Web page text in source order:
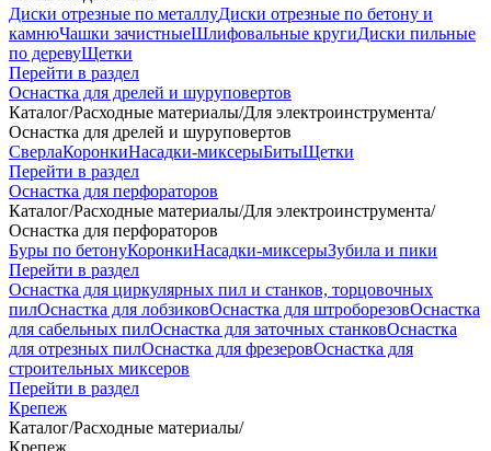
Диски отрезные по металлуДиски отрезные по бетону и
камнюЧашки зачистныеШлифовальные кругиДиски пильные
по деревуЩетки
Перейти в раздел
Оснастка для дрелей и шуруповертов
Каталог/Расходные материалы/Для электроинструмента/
Оснастка для дрелей и шуруповертов
СверлаКоронкиНасадки-миксерыБитыЩетки
Перейти в раздел
Оснастка для перфораторов
Каталог/Расходные материалы/Для электроинструмента/
Оснастка для перфораторов
Буры по бетонуКоронкиНасадки-миксерыЗубила и пики
Перейти в раздел
Оснастка для циркулярных пил и станков, торцовочных
пилОснастка для лобзиковОснастка для штроборезовОснастка
для сабельных пилОснастка для заточных станковОснастка
для отрезных пилОснастка для фрезеровОснастка для
строительных миксеров
Перейти в раздел
Крепеж
Каталог/Расходные материалы/
Крепеж